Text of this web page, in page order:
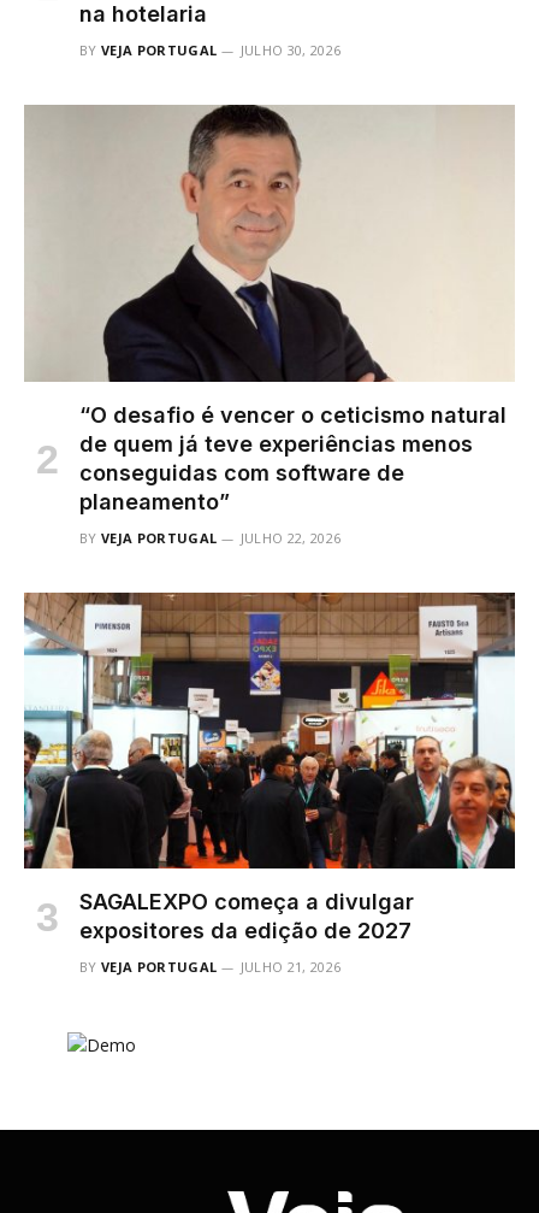
na hotelaria
BY VEJA PORTUGAL JULHO 30, 2026
“O desafio é vencer o ceticismo natural
de quem já teve experiências menos
conseguidas com software de
planeamento”
BY VEJA PORTUGAL JULHO 22, 2026
SAGALEXPO começa a divulgar
expositores da edição de 2027
BY VEJA PORTUGAL JULHO 21, 2026